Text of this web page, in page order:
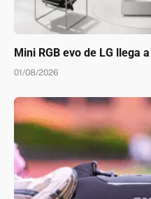
Mini RGB evo de LG llega
01/08/2026